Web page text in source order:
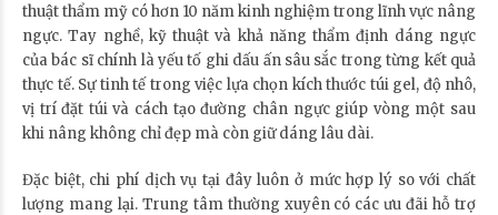
thuật thẩm mỹ có hơn 10 năm kinh nghiệm trong lĩnh vực nâng
ngực. Tay nghề, kỹ thuật và khả năng thẩm định dáng ngực
của bác sĩ chính là yếu tố ghi dấu ấn sâu sắc trong từng kết quả
thực tế. Sự tinh tế trong việc lựa chọn kích thước túi gel, độ nhô,
vị trí đặt túi và cách tạo đường chân ngực giúp vòng một sau
khi nâng không chỉ đẹp mà còn giữ dáng lâu dài.
Đặc biệt, chi phí dịch vụ tại đây luôn ở mức hợp lý so với chất
lượng mang lại. Trung tâm thường xuyên có các ưu đãi hỗ trợ